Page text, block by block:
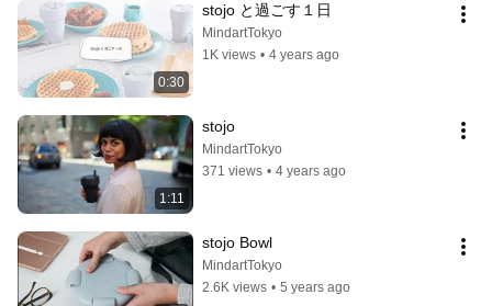
0:30
stojo と過ごす１日
MindartTokyo
1K views • 4 years ago
1:11
stojo
MindartTokyo
371 views • 4 years ago
stojo Bowl
MindartTokyo
2.6K views • 5 years ago